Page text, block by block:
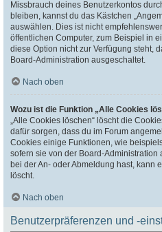
Missbrauch deines Benutzerkontos
bleiben, kannst du das Kästchen
auswählen. Dies ist nicht
öffentlichen Computer, zum Beispiel in
diese Option nicht zur Verfügung steht,
Board-Administration ausgeschaltet.
Nach oben
Wozu ist die Funktion „Alle Cookies
„Alle Cookies löschen“ löscht die
dafür sorgen, dass du im Forum
Cookies einige Funktionen, wie
sofern sie von der Board-Administration
bei der An- oder Abmeldung hast, kann
löscht.
Nach oben
Benutzerpräferenzen und -